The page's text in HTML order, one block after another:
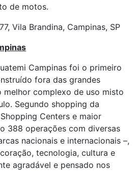
de motos.
Vila Brandina, Campinas, SP
Campinas foi o primeiro
fora das grandes
complexo de uso misto
Segundo shopping da
Centers e maior
388 operações com diversas
nacionais e internacionais –,
tecnologia, cultura e
agradável e pensado nos